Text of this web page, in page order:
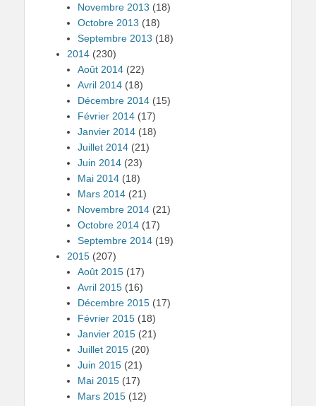
Novembre 2013 (18)
Octobre 2013 (18)
Septembre 2013 (18)
2014 (230)
Août 2014 (22)
Avril 2014 (18)
Décembre 2014 (15)
Février 2014 (17)
Janvier 2014 (18)
Juillet 2014 (21)
Juin 2014 (23)
Mai 2014 (18)
Mars 2014 (21)
Novembre 2014 (21)
Octobre 2014 (17)
Septembre 2014 (19)
2015 (207)
Août 2015 (17)
Avril 2015 (16)
Décembre 2015 (17)
Février 2015 (18)
Janvier 2015 (21)
Juillet 2015 (20)
Juin 2015 (21)
Mai 2015 (17)
Mars 2015 (12)